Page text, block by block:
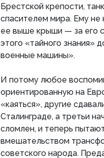
Брестской крепости,
спасителем мира. Ему не
ее выше крыши — за его
этого «тайного знания»
военные машины».
И потому любое
ориентированную на
«каяться», другие
Сталинграде, а третьи
сломлен, и теперь
вмешательством
советского народа.